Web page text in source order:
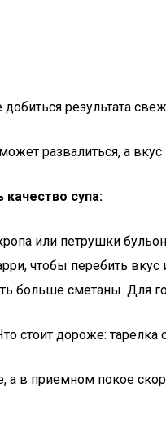
результата
развалиться, а
супа:
или петрушки
чтобы перебить
сметаны. Для
стоит дороже: тарелка
а в приемном покое